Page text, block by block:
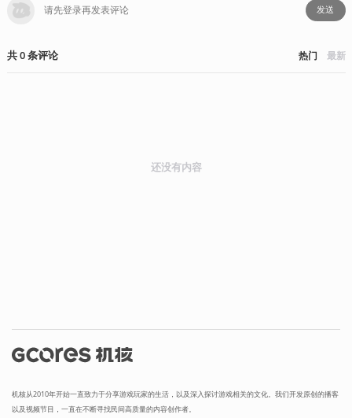
发送
共0条评论 热门 最新
还没有内容
机核从2010年开始一直致力于分享游戏玩家的生活，以及深入探讨游戏相关的文化。我们开发原创的播客
以及视频节目，一直在不断寻找民间高质量的内容创作者。